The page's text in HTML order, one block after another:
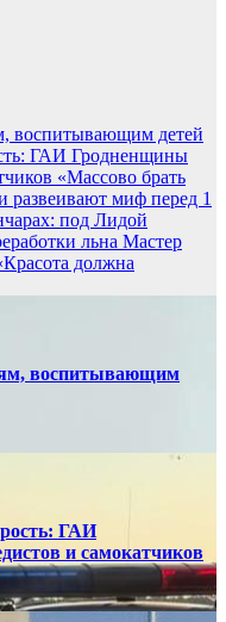
воспитывающим детей
ГАИ Гродненщины
«Массово брать
развеивают миф перед 1
под Лидой
льна Мастер
должна
воспитывающим
ГАИ
и самокатчиков